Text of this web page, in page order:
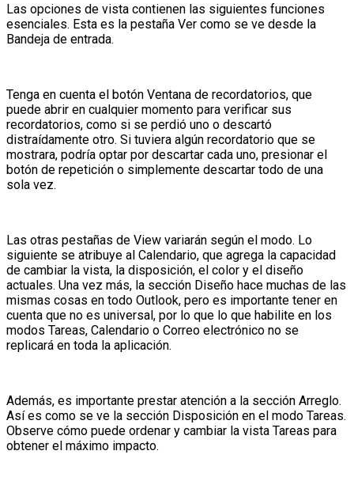
Las opciones de vista contienen las siguientes funciones
esenciales. Esta es la pestaña Ver como se ve desde la
Bandeja de entrada.
Tenga en cuenta el botón Ventana de recordatorios, que
puede abrir en cualquier momento para verificar sus
recordatorios, como si se perdió uno o descartó
distraídamente otro. Si tuviera algún recordatorio que se
mostrara, podría optar por descartar cada uno, presionar el
botón de repetición o simplemente descartar todo de una
sola vez.
Las otras pestañas de View variarán según el modo. Lo
siguiente se atribuye al Calendario, que agrega la capacidad
de cambiar la vista, la disposición, el color y el diseño
actuales. Una vez más, la sección Diseño hace muchas de las
mismas cosas en todo Outlook, pero es importante tener en
cuenta que no es universal, por lo que lo que habilite en los
modos Tareas, Calendario o Correo electrónico no se
replicará en toda la aplicación.
Además, es importante prestar atención a la sección Arreglo.
Así es como se ve la sección Disposición en el modo Tareas.
Observe cómo puede ordenar y cambiar la vista Tareas para
obtener el máximo impacto.